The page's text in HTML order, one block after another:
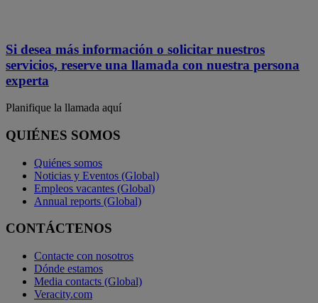
Si desea más información o solicitar nuestros
servicios, reserve una llamada con nuestra persona
experta
Planifique la llamada aquí
QUIÉNES SOMOS
Quiénes somos
Noticias y Eventos (Global)
Empleos vacantes (Global)
Annual reports (Global)
CONTÁCTENOS
Contacte con nosotros
Dónde estamos
Media contacts (Global)
Veracity.com